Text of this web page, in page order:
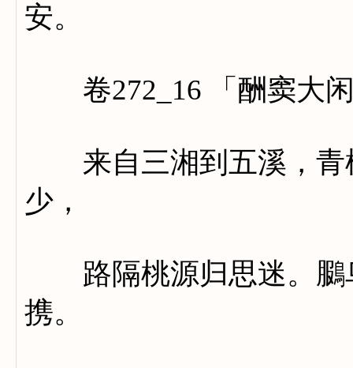
安。
卷272_16 「酬窦大闲
来自三湘到五溪，青
少，
路隔桃源归思迷。鵩
携。